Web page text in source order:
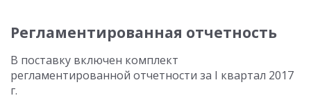
Регламентированная отчетность
В поставку включен комплект
регламентированной отчетности за I квартал 2017
г.